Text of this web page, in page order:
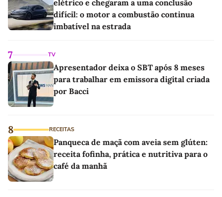
elétrico e chegaram a uma conclusão
difícil: o motor a combustão continua
imbatível na estrada
7 TV
Apresentador deixa o SBT após 8 meses
para trabalhar em emissora digital criada
por Bacci
8 RECEITAS
Panqueca de maçã com aveia sem glúten:
receita fofinha, prática e nutritiva para o
café da manhã